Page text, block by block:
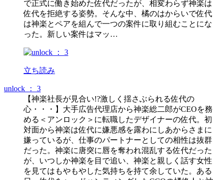
で正式に働き始めた佐代だったが、相変わらず神楽は
佐代を拒絶する姿勢。そんな中、橘のはからいで佐代
は神楽とペアを組んで一つの案件に取り組むことにな
った。新しい案件はマッ…
立ち読み
unlock ： 3
【神楽社長が見合い!?激しく揺さぶられる佐代の
心・・・】大手広告代理店から神楽総二郎がCEOを務
める＜アンロック＞に転職したデザイナーの佐代。初
対面から神楽は佐代に嫌悪感を露わにしあからさまに
嫌っているが、仕事のパートナーとしての相性は抜群
だった。神楽に唐突に唇を奪われ混乱する佐代だった
が、いつしか神楽を目で追い、神楽と親しく話す女性
を見てはもやもやした気持ちを持て余していた。ある